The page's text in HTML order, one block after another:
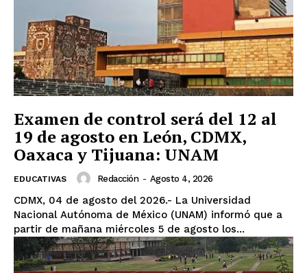
Examen de control será del 12 al
19 de agosto en León, CDMX,
Oaxaca y Tijuana: UNAM
EDUCATIVAS Redacción - Agosto 4, 2026
CDMX, 04 de agosto del 2026.- La Universidad
Nacional Autónoma de México (UNAM) informó que a
partir de mañana miércoles 5 de agosto los...